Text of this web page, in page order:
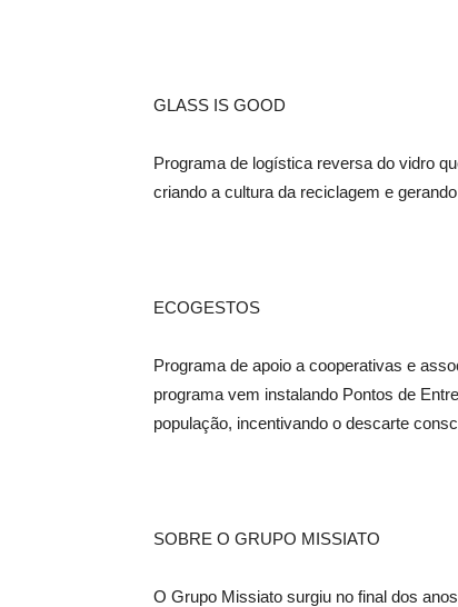
GLASS IS GOOD
Programa de logística reversa do vidro
criando a cultura da reciclagem e
ECOGESTOS
Programa de apoio a cooperativas e
programa vem instalando Pontos de
população, incentivando o descarte
SOBRE O GRUPO MISSIATO
O Grupo Missiato surgiu no final dos